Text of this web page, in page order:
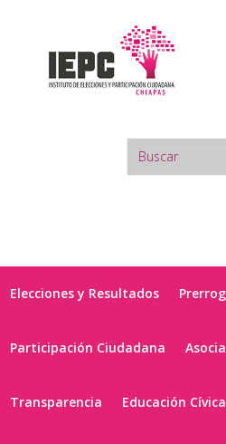
Elecciones y Resultados
Participación Ciudadana
Transparencia Educación Cívica